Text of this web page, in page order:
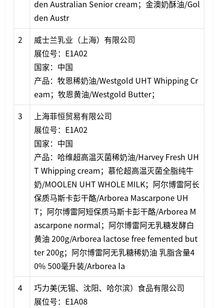
den Australian Senior cream；金澳奶酥油/Gol
den Austr
2
威士兰乳业（上海）有限公司
展位号：E1A02
国家：中国
产品：牧恩稀奶油/Westgold UHT Whipping Cr
eam；牧恩黄油/Westgold Butter；
3
上海菲恒贸易有限公司
展位号：E1A02
国家：中国
产品：哈维超高温灭菌稀奶油/Harvey Fresh UH
T Whipping cream；慕伦超高温灭菌全脂纯牛
奶/MOOLEN UHT WHOLE MILK；阿尔博雷阿长
保质马斯卡彭干酪/Arborea Mascarpone UH
T；阿尔博雷阿短保质马斯卡彭干酪/Arborea M
ascarpone normal；阿尔博雷阿无乳糖发酵白
黄油 200g/Arborea lactose free femented but
ter 200g；阿尔博雷阿无乳糖稀奶油 乳脂含量4
0% 500毫升装/Arborea la
4
巧力美(无锡、沈阳、哈尔滨）食品有限公司
展位号：E1A08